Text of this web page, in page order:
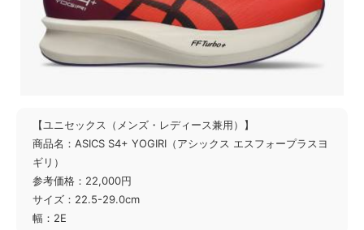
【ユニセックス（メンズ・レディース兼用）】
商品名：ASICS S4+ YOGIRI（アシックス エスフォープラスヨ
ギリ）
参考価格：22,000円
サイズ：22.5-29.0cm
幅：2E